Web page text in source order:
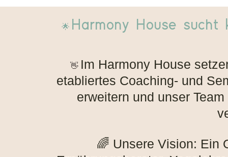
🌟 Harmony House
👋 Im Harmony House
etabliertes Coaching- und
erweitern und unser
🌈 Unsere Vision: Ein